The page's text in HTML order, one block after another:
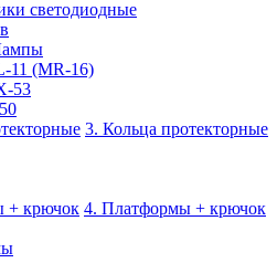
светодиодные
11 (MR-16)
53
3. Кольца протекторные
4. Платформы + крючок